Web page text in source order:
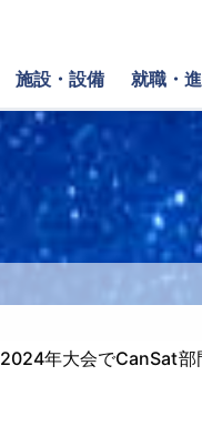
施設・設備 就職・
年大会でCanSat